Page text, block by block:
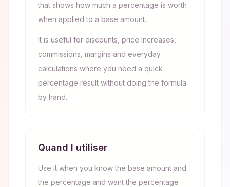
that shows how much a percentage is worth
when applied to a base amount.
It is useful for discounts, price increases,
commissions, margins and everyday
calculations where you need a quick
percentage result without doing the formula
by hand.
Quand l utiliser
Use it when you know the base amount and
the percentage and want the percentage